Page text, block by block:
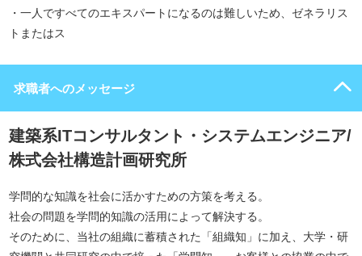
・一人ですべてのエキスパートになるのは難しいため、ゼネラリス
トまたはス
求職者へのメッセージ
建築系ITコンサルタント・システムエンジニア/
株式会社構造計画研究所
学問的な知識を社会に活かすための方策を考える。
社会の問題を学問的知識の活用によって解決する。
そのために、当社の組織に蓄積された「組織知」に加え、大学・研